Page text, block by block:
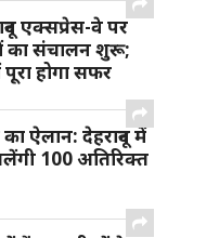
एक्सप्रेस-वे पर
का संचालन शुरू;
पूरा होगा सफर
ऐलान: देहरादून में
100 अतिरिक्त